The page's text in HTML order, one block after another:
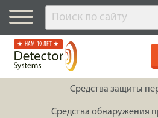
★ НАМ 19 ЛЕТ ★
Средства защиты
Средства обнаружения